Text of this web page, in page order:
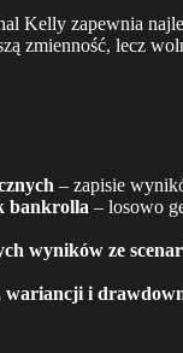
Kelly zapewnia
zmienność, lecz
– zapisie
bankrolla – losowo
wyników ze
i